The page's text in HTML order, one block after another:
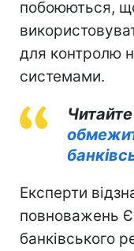
побоюються,
для контролю
системами.
Експерти
повноважень
банківського